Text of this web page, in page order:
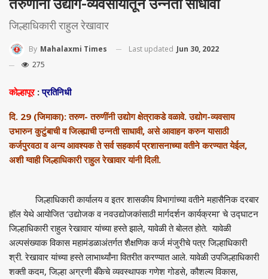
तरुणांनी उद्योग-व्यवसायातून उन्नती साधावी
जिल्हाधिकारी राहुल रेखावार
By Mahalaxmi Times Last updated Jun 30, 2022
275
कोल्हापूर:प्रतिनिधी
दि. 29 (जिमाका): तरुण- तरुणींनी उद्योग क्षेत्राकडे वळावे. उद्योग-व्यवसाय
उभारुन कुटुंबाची व जिल्ह्याची उन्नती साधावी, असे आवाहन करुन यासाठी
कर्जपुरवठा व अन्य आवश्यक ते सर्व सहकार्य प्रशासनाच्या वतीने करण्यात येईल,
अशी ग्वाही जिल्हाधिकारी राहुल रेखावार यांनी दिली.
जिल्हाधिकारी कार्यालय व इतर शासकीय विभागांच्या वतीने महासैनिक दरबार
हॉल येथे आयोजित ‘उद्योजक व नवउद्योजकांसाठी मार्गदर्शन कार्यक्रमा’ चे उद्घाटन
जिल्हाधिकारी राहुल रेखावार यांच्या हस्ते झाले, यावेळी ते बोलत होते. यावेळी
अल्पसंख्याक विकास महामंडळाअंतर्गत शैक्षणिक कर्ज मंजुरीचे पत्र जिल्हाधिकारी
श्री. रेखावार यांच्या हस्ते लाभार्थ्यांना वितरीत करण्यात आले. यावेळी उपजिल्हाधिकारी
शक्ती कदम, जिल्हा अग्रणी बँकेचे व्यवस्थापक गणेश गोडसे, कौशल्य विकास,